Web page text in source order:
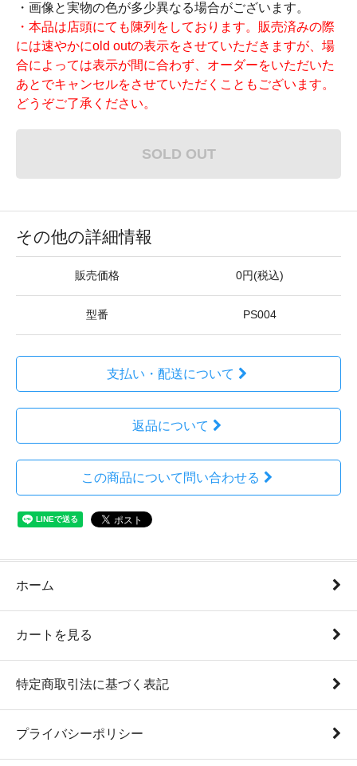
・画像と実物の色が多少異なる場合がございます。
・本品は店頭にても陳列をしております。販売済みの際
には速やかにold outの表示をさせていただきますが、場
合によっては表示が間に合わず、オーダーをいただいた
あとでキャンセルをさせていただくこともございます。
どうぞご了承ください。
SOLD OUT
その他の詳細情報
販売価格 0円(税込)
型番 PS004
支払い・配送について
返品について
この商品について問い合わせる
ホーム
カートを見る
特定商取引法に基づく表記
プライバシーポリシー